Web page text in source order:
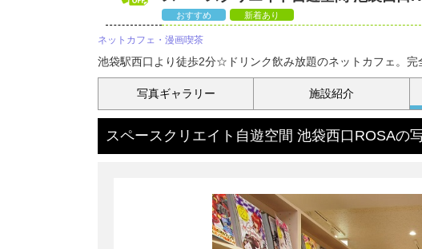
おすすめ 新着あり
ネットカフェ・漫画喫茶
池袋駅西口より徒歩2分☆ドリンク飲み放題のネットカフェ。
写真ギャラリー 施設紹介
スペースクリエイト自遊空間 池袋西口ROSAの